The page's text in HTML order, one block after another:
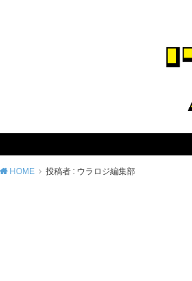
HOME 投稿者 : ウラロジ編集部